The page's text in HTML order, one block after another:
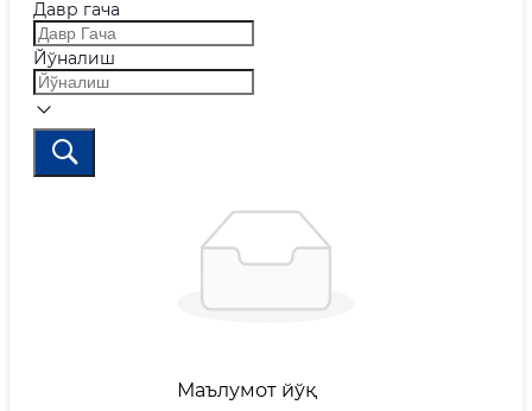
Давр гача
Йўналиш
Маълумот йўқ